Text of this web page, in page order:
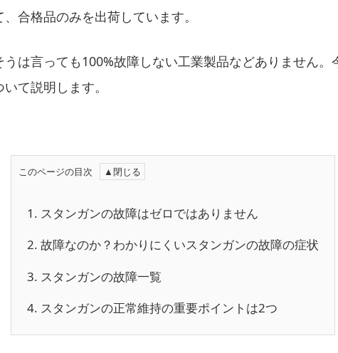
、合格品のみを出荷しています。
うは言っても100%故障しない工業製品などありません
いて説明します。
このページの目次
1. スタンガンの故障はゼロではありません
2. 故障なのか？わかりにくいスタンガンの故障の症状
3. スタンガンの故障一覧
4. スタンガンの正常維持の重要ポイントは2つ